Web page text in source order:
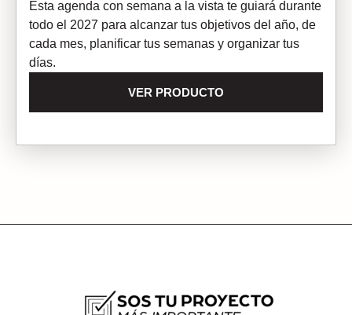
Esta agenda con semana a la vista te guiará durante
todo el 2027 para alcanzar tus objetivos del año, de
cada mes, planificar tus semanas y organizar tus
días.
VER PRODUCTO